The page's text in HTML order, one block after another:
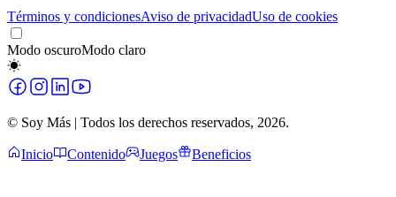
Términos y condicionesAviso de privacidadUso de cookies
Modo oscuroModo claro
© Soy Más | Todos los derechos reservados, 2026.
Inicio Contenido Juegos Beneficios